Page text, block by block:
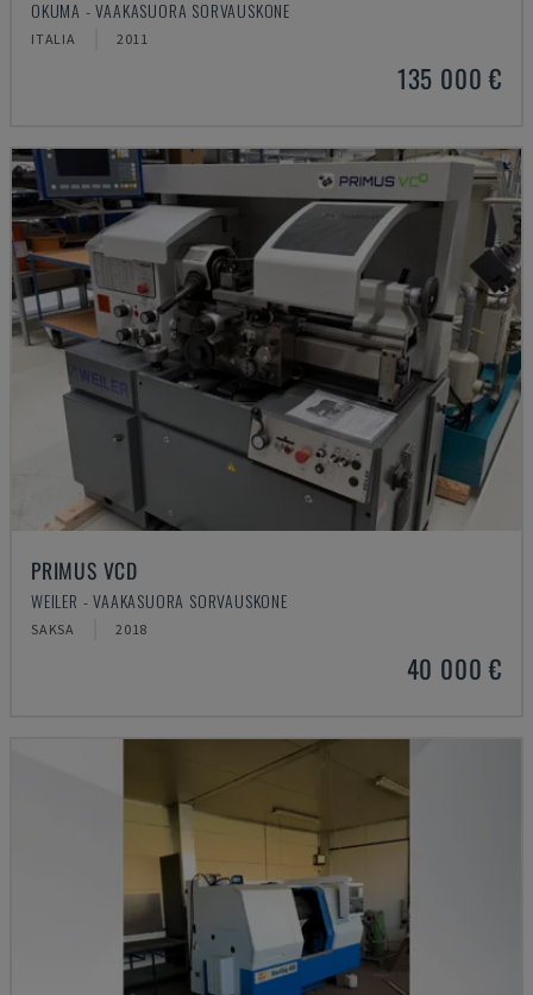
OKUMA - VAAKASUORA SORVAUSKONE
ITALIA 2011
135 000 €
PRIMUS VCD
WEILER - VAAKASUORA SORVAUSKONE
SAKSA 2018
40 000 €